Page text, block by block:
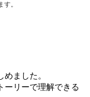
。
ました。
ーリーで理解できる